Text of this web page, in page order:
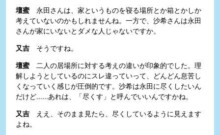
壇蜜 永田さんは、家というものを寝る場所とか箱とかしか
考えていないのかもしれませんね。一方で、沙希さんは永田
さんが家にいないとダメな人じゃないですか。
又吉 そうですね。
壇蜜 二人の居場所に対する考えの違いが印象的でした。理
解しようとしているのにスレ違っていって、どんどん息苦し
くなっていく感じが圧倒的です。沙希は永田に尽くしたいん
だけど......あれは、「尽くす」と呼んでいいんですかね。
又吉 ええ、そのまま見たら、尽くしているように見えます
よね。